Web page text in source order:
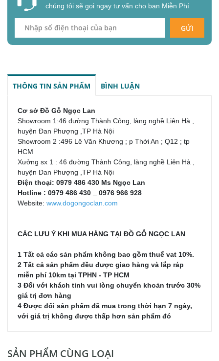
chúng tôi sẽ gọi ngay tư vấn cho bạn Miễn Phí
GỬI
THÔNG TIN SẢN PHẨM BÌNH LUẬN
Cơ sở Đồ Gỗ Ngọc Lan
Showroom 1:46 đường Thành Công, làng nghề Liên Hà ,
huyện Đan Phượng ,TP Hà Nội
Showroom 2 :496 Lê Văn Khương ; p Thới An ; Q12 ; tp
HCM
Xưởng sx 1 : 46 đường Thành Công, làng nghề Liên Hà ,
huyện Đan Phượng ,TP Hà Nội
Điện thoại: 0979 486 430 Ms Ngọc Lan
Hotline : 0979 486 430 _ 0976 966 928
Website: www.dogongoclan.com
CÁC LƯU Ý KHI MUA HÀNG TẠI ĐỒ GỖ NGỌC LAN
1 Tất cả các sản phẩm không bao gồm thuế vat 10%.
2 Tất cả sản phẩm đều được giao hàng và lắp ráp
miễn phí 10km tại TPHN - TP HCM
3 Đối với khách tỉnh vui lòng chuyển khoản trước 30%
giá trị đơn hàng
4 Được đổi sản phẩm đã mua trong thời hạn 7 ngày,
với giá trị không được thấp hơn sản phẩm đó
SẢN PHẨM CÙNG LOẠI